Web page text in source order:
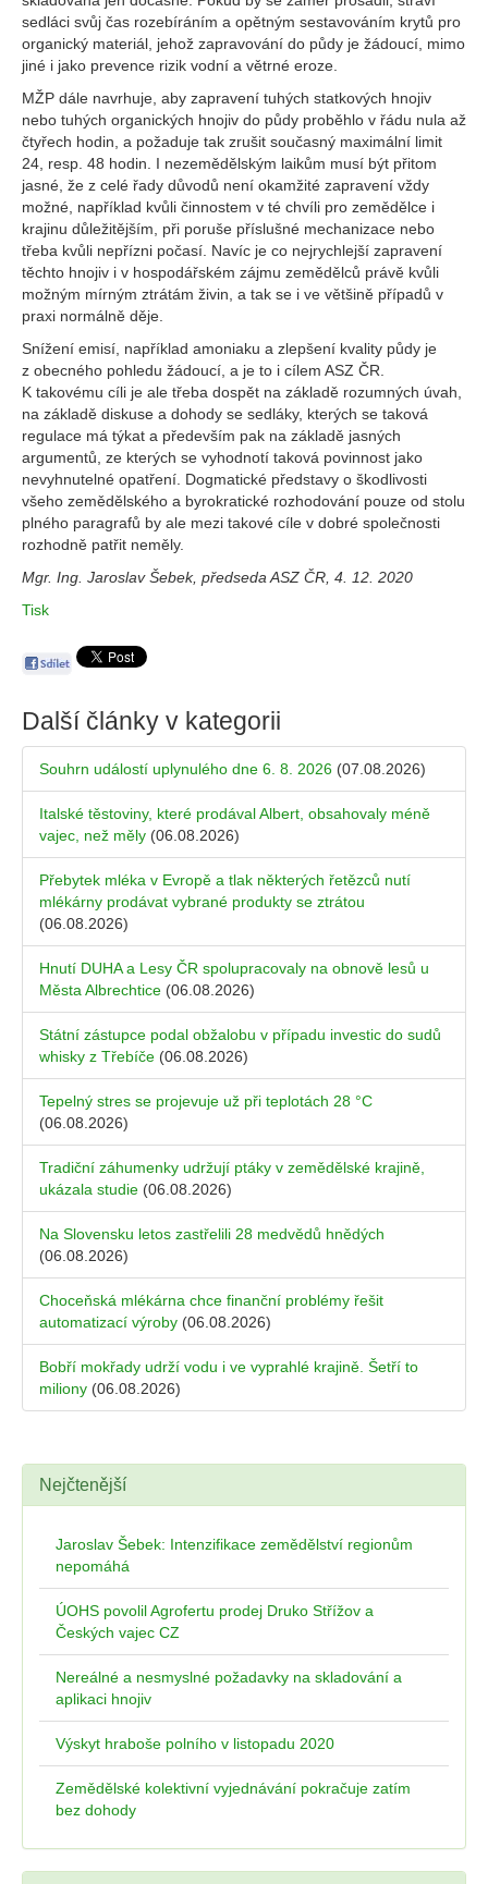
sedláci svůj čas rozebíráním a opětným sestavováním krytů pro
organický materiál, jehož zapravování do půdy je žádoucí, mimo
jiné i jako prevence rizik vodní a větrné eroze.
MŽP dále navrhuje, aby zapravení tuhých statkových hnojiv
nebo tuhých organických hnojiv do půdy proběhlo v řádu nula až
čtyřech hodin, a požaduje tak zrušit současný maximální limit
24, resp. 48 hodin. I nezemědělským laikům musí být přitom
jasné, že z celé řady důvodů není okamžité zapravení vždy
možné, například kvůli činnostem v té chvíli pro zemědělce i
krajinu důležitějším, při poruše příslušné mechanizace nebo
třeba kvůli nepřízni počasí. Navíc je co nejrychlejší zapravení
těchto hnojiv i v hospodářském zájmu zemědělců právě kvůli
možným mírným ztrátám živin, a tak se i ve většině případů v
praxi normálně děje.
Snížení emisí, například amoniaku a zlepšení kvality půdy je
z obecného pohledu žádoucí, a je to i cílem ASZ ČR.
K takovému cíli je ale třeba dospět na základě rozumných úvah,
na základě diskuse a dohody se sedláky, kterých se taková
regulace má týkat a především pak na základě jasných
argumentů, ze kterých se vyhodnotí taková povinnost jako
nevyhnutelné opatření. Dogmatické představy o škodlivosti
všeho zemědělského a byrokratické rozhodování pouze od stolu
plného paragrafů by ale mezi takové cíle v dobré společnosti
rozhodně patřit neměly.
Mgr. Ing. Jaroslav Šebek, předseda ASZ ČR, 4. 12. 2020
Tisk
Další články v kategorii
Souhrn událostí uplynulého dne 6. 8. 2026 (07.08.2026)
Italské těstoviny, které prodával Albert, obsahovaly méně
vajec, než měly (06.08.2026)
Přebytek mléka v Evropě a tlak některých řetězců nutí
mlékárny prodávat vybrané produkty se ztrátou
(06.08.2026)
Hnutí DUHA a Lesy ČR spolupracovaly na obnově lesů u
Města Albrechtice (06.08.2026)
Státní zástupce podal obžalobu v případu investic do sudů
whisky z Třebíče (06.08.2026)
Tepelný stres se projevuje už při teplotách 28 °C
(06.08.2026)
Tradiční záhumenky udržují ptáky v zemědělské krajině,
ukázala studie (06.08.2026)
Na Slovensku letos zastřelili 28 medvědů hnědých
(06.08.2026)
Choceňská mlékárna chce finanční problémy řešit
automatizací výroby (06.08.2026)
Bobří mokřady udrží vodu i ve vyprahlé krajině. Šetří to
miliony (06.08.2026)
Nejčtenější
Jaroslav Šebek: Intenzifikace zemědělství regionům
nepomáhá
ÚOHS povolil Agrofertu prodej Druko Střížov a
Českých vajec CZ
Nereálné a nesmyslné požadavky na skladování a
aplikaci hnojiv
Výskyt hraboše polního v listopadu 2020
Zemědělské kolektivní vyjednávání pokračuje zatím
bez dohody